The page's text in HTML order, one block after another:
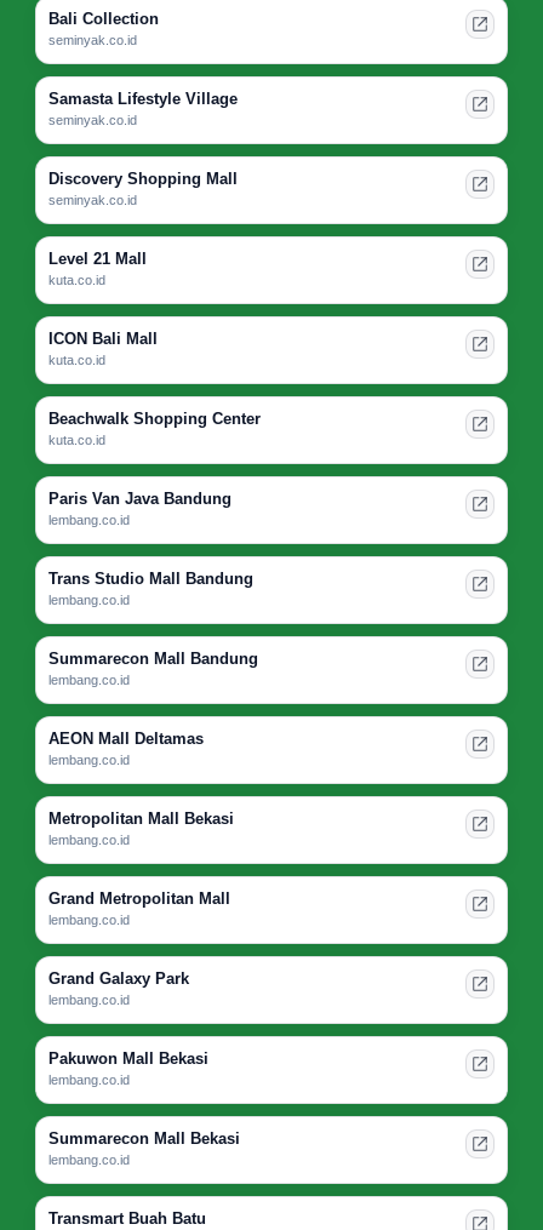
Bali Collection
seminyak.co.id
Samasta Lifestyle Village
seminyak.co.id
Discovery Shopping Mall
seminyak.co.id
Level 21 Mall
kuta.co.id
ICON Bali Mall
kuta.co.id
Beachwalk Shopping Center
kuta.co.id
Paris Van Java Bandung
lembang.co.id
Trans Studio Mall Bandung
lembang.co.id
Summarecon Mall Bandung
lembang.co.id
AEON Mall Deltamas
lembang.co.id
Metropolitan Mall Bekasi
lembang.co.id
Grand Metropolitan Mall
lembang.co.id
Grand Galaxy Park
lembang.co.id
Pakuwon Mall Bekasi
lembang.co.id
Summarecon Mall Bekasi
lembang.co.id
Transmart Buah Batu